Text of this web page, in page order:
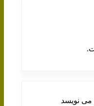
می نویسد